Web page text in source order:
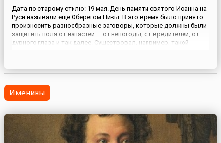
Дата по старому стилю: 19 мая. День памяти святого Иоанна на
Руси называли еще Оберегом Нивы. В это время было принято
произносить разнообразные заговоры, которые должны были
защитить поля от напастей — от непогоды, от вредителей, от
дурного глаза и так далее. Существовал, например, такой
Именины